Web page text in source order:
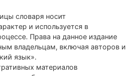
словаря носит
и используется в
Права на данное издание
владельцам, включая авторов и
язык».
материалов